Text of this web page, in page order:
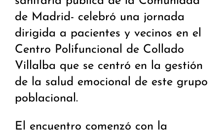
de Madrid- celebró una jornada
dirigida a pacientes y vecinos en el
Centro Polifuncional de Collado
Villalba que se centró en la gestión
de la salud emocional de este grupo
poblacional.
El encuentro comenzó con la